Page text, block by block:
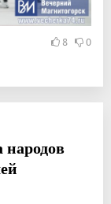
8 0